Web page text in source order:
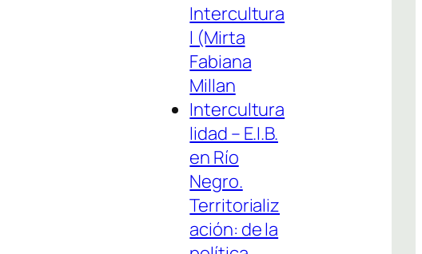
Intercultura
l (Mirta
Fabiana
Millan
Intercultura
lidad – E.I.B.
en Río
Negro.
Territorializ
ación: de la